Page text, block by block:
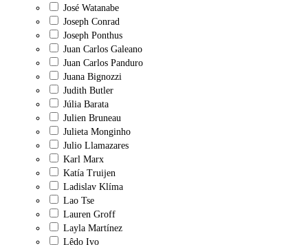
José Watanabe
Joseph Conrad
Joseph Ponthus
Juan Carlos Galeano
Juan Carlos Panduro
Juana Bignozzi
Judith Butler
Júlia Barata
Julien Bruneau
Julieta Monginho
Julio Llamazares
Karl Marx
Katía Truijen
Ladislav Klíma
Lao Tse
Lauren Groff
Layla Martínez
Lêdo Ivo